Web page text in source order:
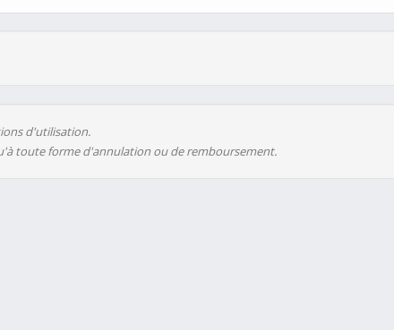
d'utilisation.
toute forme d'annulation ou de remboursement.